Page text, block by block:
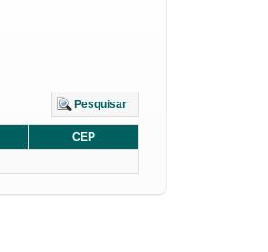
Pesquisar
CEP